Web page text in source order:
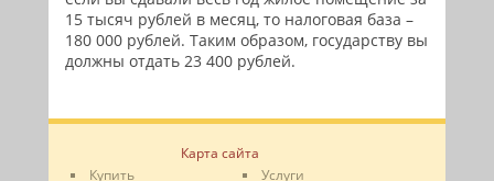
15 тысяч рублей в месяц, то налоговая база –
180 000 рублей. Таким образом, государству вы
должны отдать 23 400 рублей.
Карта сайта
Купить
Услуги